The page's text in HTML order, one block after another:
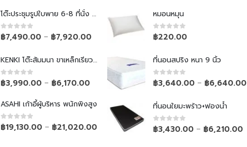
โต๊ะประชุมรูปใบพาย 6-8 ที่นั่ง ขาเหล็กเรียว
0out of 5
฿7,490.00 – ฿7,920.00
KENKI โต๊ะสัมมนา ขาเหล็กเรียวพับไม่ได้
0out of 5
฿3,990.00 – ฿6,170.00
ASAHI เก้าอี้ผู้บริหาร พนักพิงสูง
0out of 5
฿19,130.00 – ฿21,020.00
หมอนหมุน
0out of 5
฿220.00
ที่นอนสปริง หนา 9 นิ้ว
0out of 5
฿3,640.00 – ฿6,640.00
ที่นอนใยมะพร้าว+ฟองน้ำ
0out of 5
฿3,430.00 – ฿6,210.00